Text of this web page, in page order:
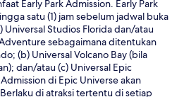
Early Park Admission. Early Park
satu (1) jam sebelum jadwal buka
Universal Studios Florida dan/atau
sebagaimana ditentukan
(b) Universal Volcano Bay (bila
dan/atau (c) Universal Epic
di Epic Universe akan
di atraksi tertentu di setiap